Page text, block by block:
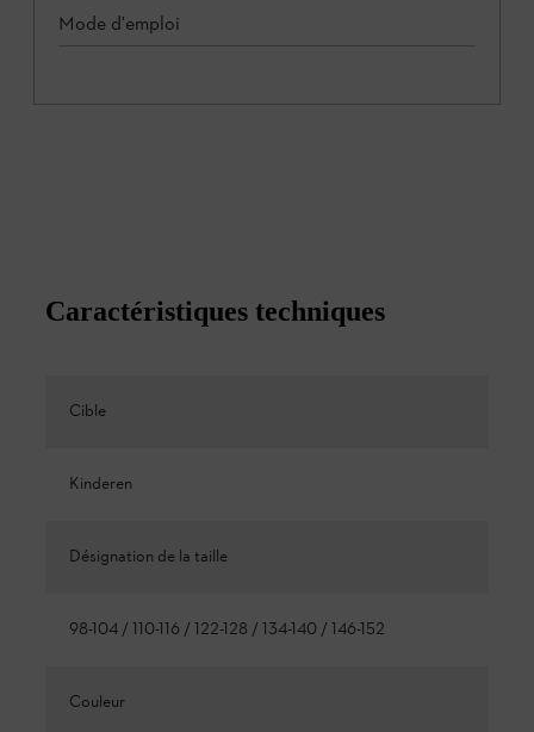
Mode d'emploi
Caractéristiques techniques
Cible
Kinderen
Désignation de la taille
98-104 / 110-116 / 122-128 / 134-140 / 146-152
Couleur